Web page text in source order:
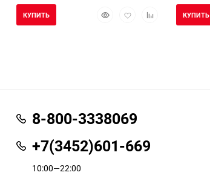
БыстрыйДобавитьДобавить
КУПИТЬ КУПИТЬ
8-800-3338069
+7(3452)601-669
10:00—22:00